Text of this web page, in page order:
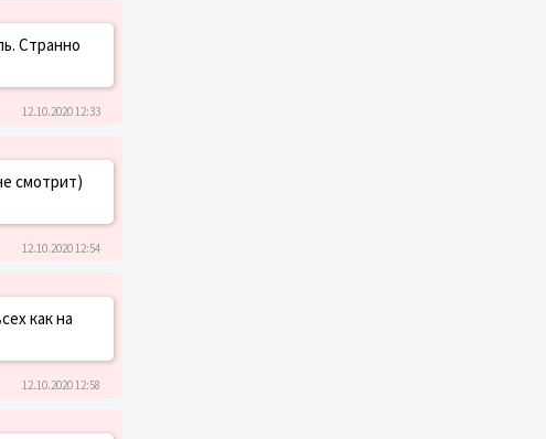
Странно
12.10.2020 12:33
смотрит)
12.10.2020 12:54
как на
12.10.2020 12:58